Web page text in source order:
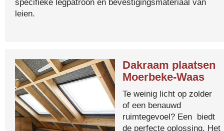
specifieke legpatroon en bevestigingsmateriaal van
leien.
Dakraam plaatsen
Moerbeke-Waas
Te weinig licht op zolder
of een benauwd
ruimtegevoel? Een biedt
de perfecte oplossing. Het